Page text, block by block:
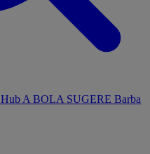
A BOLA SUGERE Barba